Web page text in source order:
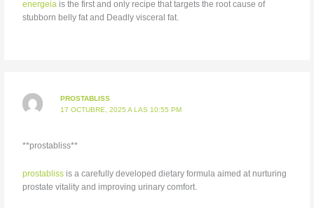
energeiais the first and only recipe that targets the root cause of
stubborn belly fat and Deadly visceral fat.
PROSTABLISS
17 OCTUBRE, 2025 A LAS 10:55 PM
** prostabliss**
prostablissis a carefully developed dietary formula aimed at nurturing
prostate vitality and improving urinary comfort.